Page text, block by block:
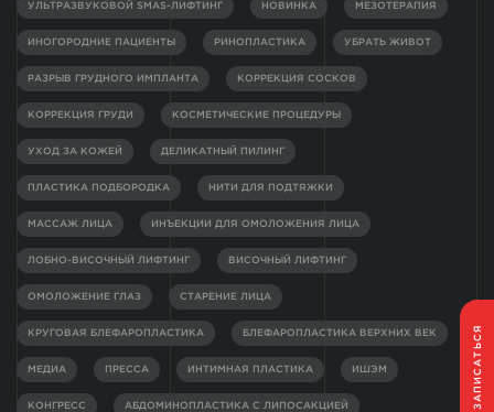
ЗАПИСАТЬСЯ
УЛЬТРАЗВУКОВОЙ SMAS-ЛИФТИНГ НОВИНКА МЕЗОТЕРАПИЯ
ИНОГОРОДНИЕ ПАЦИЕНТЫ РИНОПЛАСТИКА УБРАТЬ ЖИВОТ
РАЗРЫВ ГРУДНОГО ИМПЛАНТА КОРРЕКЦИЯ СОСКОВ
КОРРЕКЦИЯ ГРУДИ КОСМЕТИЧЕСКИЕ ПРОЦЕДУРЫ
УХОД ЗА КОЖЕЙ ДЕЛИКАТНЫЙ ПИЛИНГ
ПЛАСТИКА ПОДБОРОДКА НИТИ ДЛЯ ПОДТЯЖКИ
МАССАЖ ЛИЦА ИНЪЕКЦИИ ДЛЯ ОМОЛОЖЕНИЯ ЛИЦА
ЛОБНО-ВИСОЧНЫЙ ЛИФТИНГ ВИСОЧНЫЙ ЛИФТИНГ
ОМОЛОЖЕНИЕ ГЛАЗ СТАРЕНИЕ ЛИЦА
КРУГОВАЯ БЛЕФАРОПЛАСТИКА БЛЕФАРОПЛАСТИКА ВЕРХНИХ ВЕК
МЕДИА ПРЕССА ИНТИМНАЯ ПЛАСТИКА ИШЭМ
КОНГРЕСС АБДОМИНОПЛАСТИКА С ЛИПОСАКЦИЕЙ